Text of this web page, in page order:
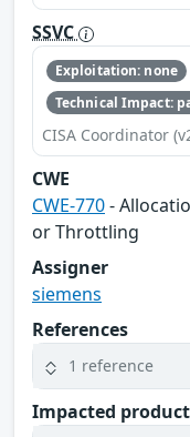
SSVC
Exploitation: none
Technical Impact:
CISA Coordinator
CWE
CWE-770-
or Throttling
Assigner
siemens
References
1 reference
Impacted